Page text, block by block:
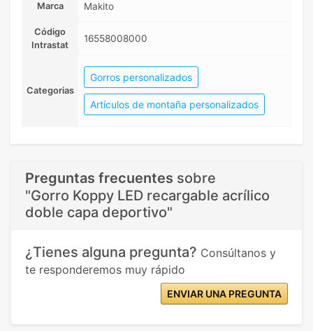
Marca Makito
Código
Intrastat
16558008000
Categorias
Gorros personalizados
Artículos de montaña personalizados
Preguntas frecuentes sobre
"Gorro Koppy LED recargable acrílico
doble capa deportivo"
¿Tienes alguna pregunta? Consúltanos y
te responderemos muy rápido
ENVIAR UNA PREGUNTA